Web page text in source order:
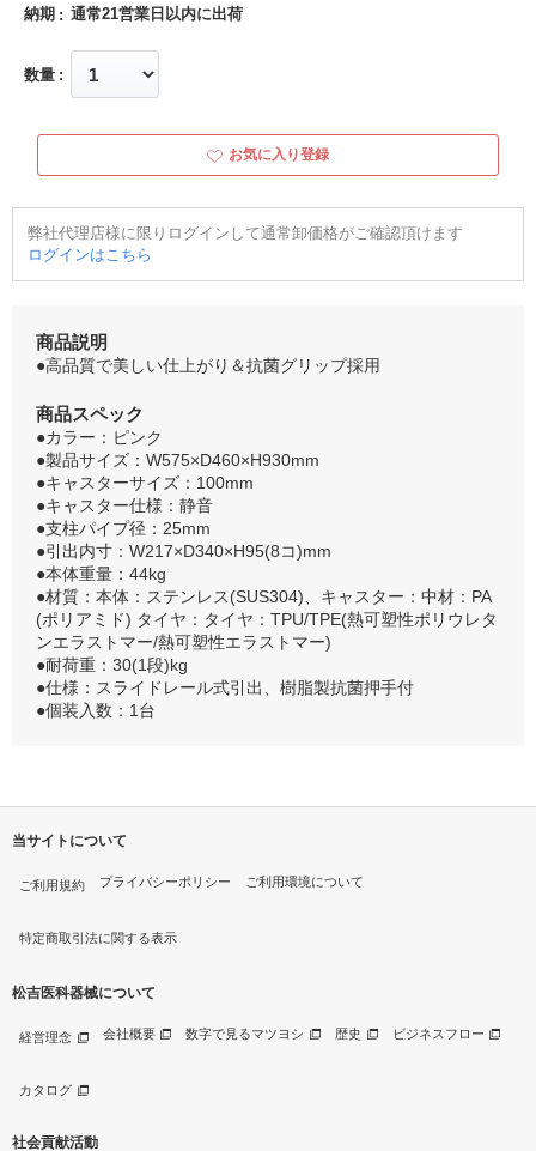
納期 通常21営業日以内に出荷
数量
お気に入り登録
弊社代理店様に限りログインして通常卸価格がご確認頂けます
ログインはこちら
商品説明
●高品質で美しい仕上がり＆抗菌グリップ採用
商品スペック
●カラー：ピンク
●製品サイズ：W575×D460×H930mm
●キャスターサイズ：100mm
●キャスター仕様：静音
●支柱パイプ径：25mm
●引出内寸：W217×D340×H95(8コ)mm
●本体重量：44kg
●材質：本体：ステンレス(SUS304)、キャスター：中材：PA
(ポリアミド) タイヤ：タイヤ：TPU/TPE(熱可塑性ポリウレタ
ンエラストマー/熱可塑性エラストマー)
●耐荷重：30(1段)kg
●仕様：スライドレール式引出、樹脂製抗菌押手付
●個装入数：1台
当サイトについて
ご利用規約 プライバシーポリシー ご利用環境について
特定商取引法に関する表示
松吉医科器械について
経営理念 会社概要 数字で見るマツヨシ 歴史 ビジネスフロー
カタログ
社会貢献活動